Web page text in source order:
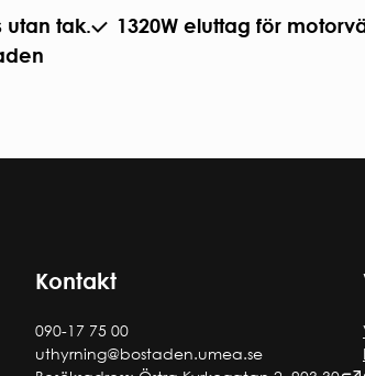
utan tak.
1320W eluttag för
Kontakt
090-17 75 00
uthyrning@bostaden.umea.se